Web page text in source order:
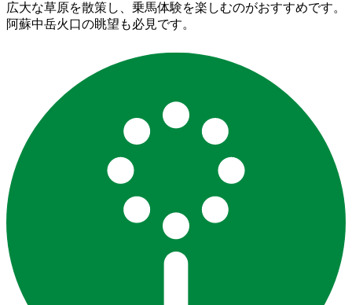
広大な草原を散策し、乗馬体験を楽しむのがおすすめです。
阿蘇中岳火口の眺望も必見です。